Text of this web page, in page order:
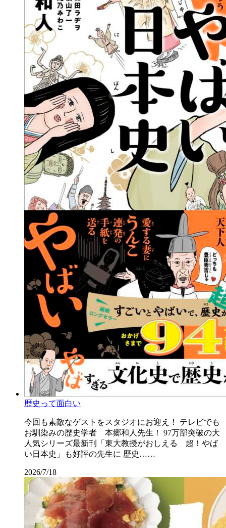
歴史って面白い
今回も素敵なゲストをスタジオにお迎え！ テレビでも
お馴染みの歴史学者 本郷和人先生！ 97万部突破の大
人気シリーズ最新刊「東大教授がおしえる 超！やば
い日本史」も好評の先生に 歴史……
2026/7/18